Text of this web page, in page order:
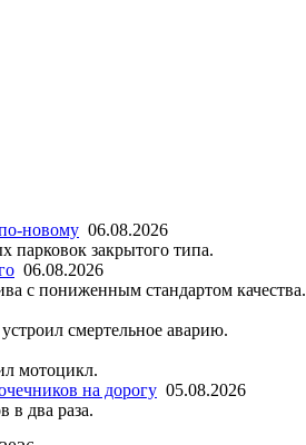
новому 06.08.2026
закрытого типа.
06.08.2026
с пониженным стандартом качества.
смертельное аварию.
мотоцикл.
на дорогу 05.08.2026
в два раза.